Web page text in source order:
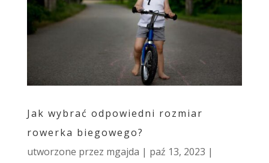
Jak wybrać odpowiedni rozmiar
rowerka biegowego?
utworzone przez mgajda | paź 13, 2023 |